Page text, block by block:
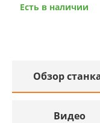
Есть в наличии
Обзор
Видео